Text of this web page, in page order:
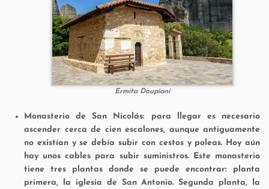
Ermita Doupiani
Monasterio de San Nicolás: para llegar es necesario
ascender cerca de cien escalones, aunque antiguamente
no existían y se debía subir con cestos y poleas. Hoy aún
hay unos cables para subir suministros. Este monasterio
tiene tres plantas donde se puede encontrar: planta
primera, la iglesia de San Antonio. Segunda planta, la